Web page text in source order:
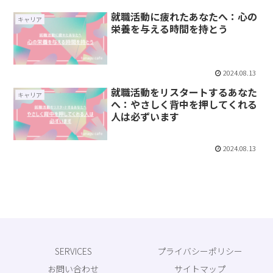
キャリア
就職活動に疲れたあなたへ：心の
栄養を与える時間を持とう
2024.08.13
キャリア
就職活動をリスタートするあなた
へ：やさしく背中を押してくれる
人は必ずいます
2024.08.13
SERVICES
プライバシーポリシー
お問い合わせ
サイトマップ